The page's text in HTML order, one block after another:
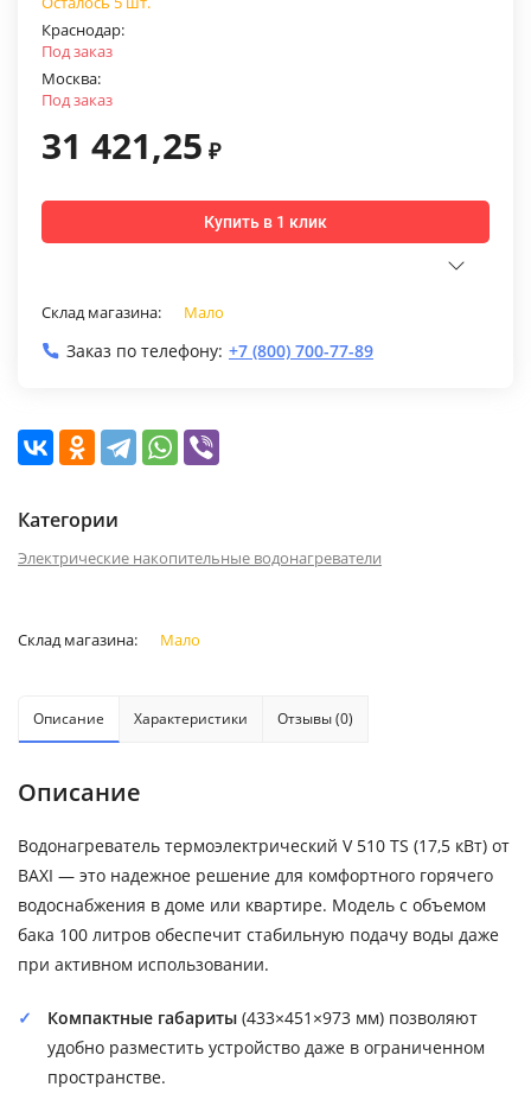
Краснодар:
Под заказ
Москва:
Под заказ
31 421,25 ₽
Купить в 1 клик
Склад магазина: Мало
Заказ по телефону: +7 (800) 700-77-89
Категории
Электрические накопительные водонагреватели
Склад магазина: Мало
Описание Характеристики Отзывы (0)
Описание
Водонагреватель термоэлектрический V 510 TS (17,5 кВт) от
BAXI — это надежное решение для комфортного горячего
водоснабжения в доме или квартире. Модель с объемом
бака 100 литров обеспечит стабильную подачу воды даже
при активном использовании.
Компактные габариты (433×451×973 мм) позволяют
удобно разместить устройство даже в ограниченном
пространстве.